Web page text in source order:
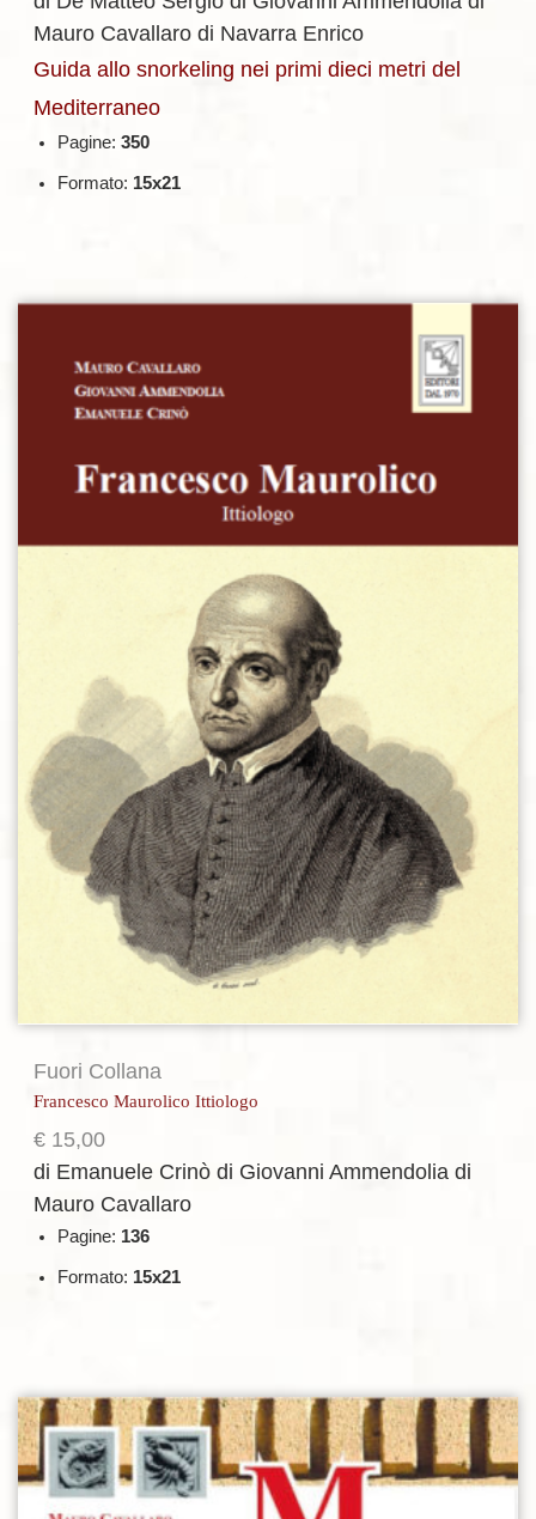
Mauro Cavallaro di Navarra Enrico
Guida allo snorkeling nei primi dieci metri del
Mediterraneo
Pagine: 350
Formato: 15x21
Aggiungi alla lista dei desideri
Fuori Collana
Francesco Maurolico Ittiologo
€ 15,00
di Emanuele Crinò di Giovanni Ammendolia di
Mauro Cavallaro
Pagine: 136
Formato: 15x21
Aggiungi alla lista dei desideri